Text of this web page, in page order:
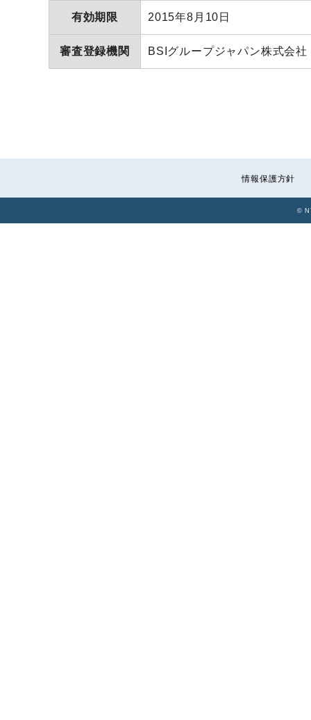
有効期限 2015年8月10日
審査登録機関 BSIグループジャパン株式会社
情報保護方針
©